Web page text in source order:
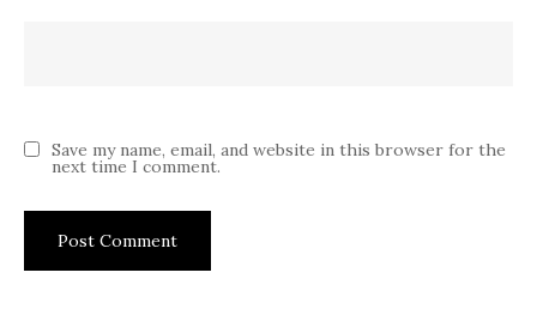
Save my name, email, and website in this browser for the
next time I comment.